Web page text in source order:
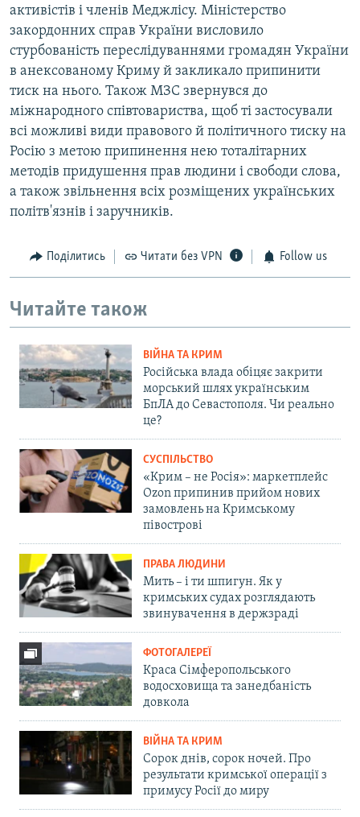
активістів і членів Меджлісу. Міністерство
закордонних справ України висловило
стурбованість переслідуваннями громадян України
в анексованому Криму й закликало припинити
тиск на нього. Також МЗС звернувся до
міжнародного співтовариства, щоб ті застосували
всі можливі види правового й політичного тиску на
Росію з метою припинення нею тоталітарних
методів придушення прав людини і свободи слова,
а також звільнення всіх розміщених українських
політв'язнів і заручників.
Поділитись Читати без VPN Follow us
Читайте також
ВІЙНА ТА КРИМ
Російська влада обіцяє закрити
морський шлях українським
БпЛА до Севастополя. Чи реально
це?
СУСПІЛЬСТВО
«Крим – не Росія»: маркетплейс
Ozon припинив прийом нових
замовлень на Кримському
півострові
ПРАВА ЛЮДИНИ
Мить – і ти шпигун. Як у
кримських судах розглядають
звинувачення в держзраді
ФОТОГАЛЕРЕЇ
Краса Сімферопольського
водосховища та занедбаність
довкола
ВІЙНА ТА КРИМ
Сорок днів, сорок ночей. Про
результати кримської операції з
примусу Росії до миру